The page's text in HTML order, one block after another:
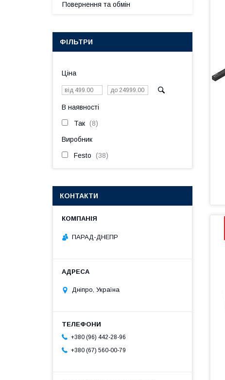
Повернення та обмін
ФІЛЬТРИ
Ціна
В наявності
Так 8
Виробник
Festo 38
КОНТАКТИ
ПАРАД-ДНЕПР
Дніпро, Україна
+380 (96) 442-28-96
+380 (67) 560-00-79